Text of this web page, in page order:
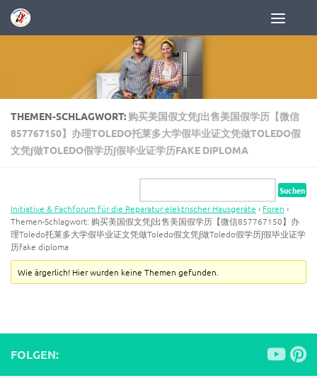
Zum Inhalt springen
THEMEN-SCHLAGWORT: 购买美国假文凭∫出售美国假学历【微信
857767150】办理TOLEDO托莱多大学假毕业证文凭做TOLEDO假
文凭∫做TOLEDO假学历∫假毕业证学历FAKE DIPLOMA
Initiative & Fachforum für die Reparatur elektrischer Hausgeräte › Foren ›
Themen-Schlagwort: 购买美国假文凭∫出售美国假学历【微信857767150】办
理Toledo托莱多大学假毕业证文凭做Toledo假文凭∫做Toledo假学历∫假毕业证学
历fake diploma
Wie ärgerlich! Hier wurden keine Themen gefunden.
FOLGEN: